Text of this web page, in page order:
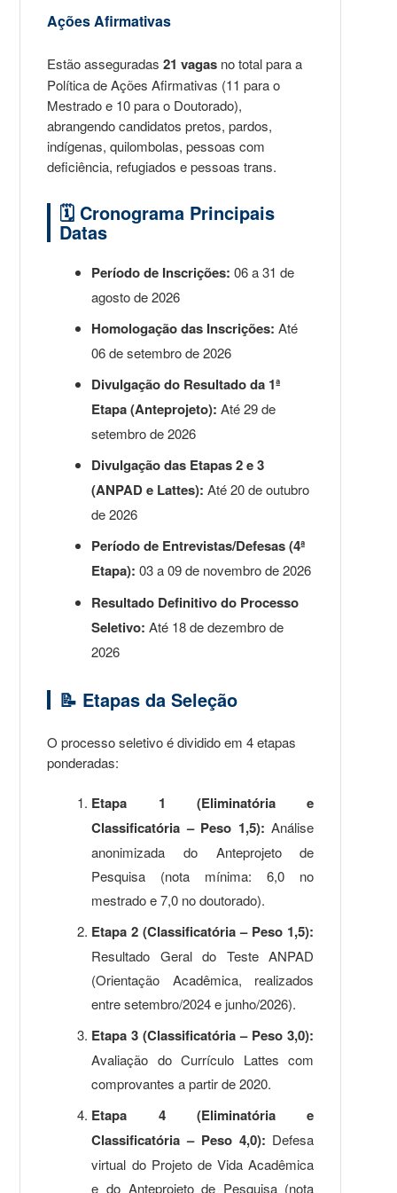
Ações Afirmativas
Estão asseguradas21 vagas no total para a
Política de Ações Afirmativas (11 para o
Mestrado e 10 para o Doutorado),
abrangendo candidatos pretos, pardos,
indígenas, quilombolas, pessoas com
deficiência, refugiados e pessoas trans.
🗓️ Cronograma Principais
Datas
Período de Inscrições: 06 a 31 de
agosto de 2026
Homologação das Inscrições: Até
06 de setembro de 2026
Divulgação do Resultado da 1ª
Etapa (Anteprojeto): Até 29 de
setembro de 2026
Divulgação das Etapas 2 e 3
(ANPAD e Lattes): Até 20 de outubro
de 2026
Período de Entrevistas/Defesas (4ª
Etapa): 03 a 09 de novembro de 2026
Resultado Definitivo do Processo
Seletivo: Até 18 de dezembro de
2026
📝 Etapas da Seleção
O processo seletivo é dividido em 4 etapas
ponderadas:
Etapa 1 (Eliminatória e
Classificatória – Peso 1,5): Análise
anonimizada do Anteprojeto de
Pesquisa (nota mínima: 6,0 no
mestrado e 7,0 no doutorado).
Etapa 2 (Classificatória – Peso 1,5):
Resultado Geral do Teste ANPAD
(Orientação Acadêmica, realizados
entre setembro/2024 e junho/2026).
Etapa 3 (Classificatória – Peso 3,0):
Avaliação do Currículo Lattes com
comprovantes a partir de 2020.
Etapa 4 (Eliminatória e
Classificatória – Peso 4,0): Defesa
virtual do Projeto de Vida Acadêmica
e do Anteprojeto de Pesquisa (nota